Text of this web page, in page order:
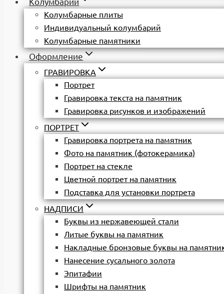
Колумбарные плиты
Индивидуальный колумбарий
Колумбарные памятники
Оформление
ГРАВИРОВКА
Портрет
Гравировка текста на памятник
Гравировка рисунков и изображений
ПОРТРЕТ
Гравировка портрета на памятник
Фото на памятник (фотокерамика)
Портрет на стекле
Цветной портрет на памятник
Подставка для установки портрета
НАДПИСИ
Буквы из нержавеющей стали
Литые буквы на памятник
Накладные бронзовые буквы на
Нанесение сусального золота
Эпитафии
Шрифты на памятник